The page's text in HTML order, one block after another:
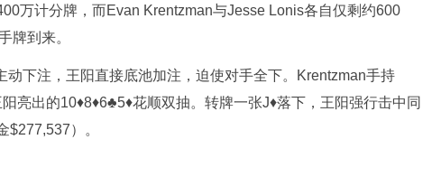
万计分牌，而Evan Krentzman与Jesse Lonis各自仅剩约600
牌到来。
动下注，王阳直接底池加注，迫使对手全下。Krentzman手持
亮出的10♦️8♦️6♣️5♦️花顺双抽。转牌一张J♦落下，王阳强行击中同
$277,537）。